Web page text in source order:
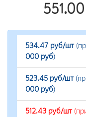
551.00
534.47 руб/шт
000 руб)
523.45 руб/шт
000 руб)
512.43 руб/шт